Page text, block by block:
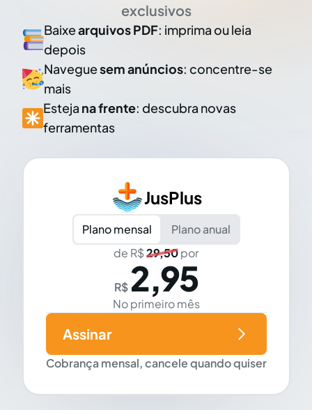
exclusivos
Baixearquivos PDF: imprima ou leia
depois
Naveguesem anúncios: concentre-se
mais
Esteja na frente: descubra novas
ferramentas
JusPlus
Plano mensal
Plano anual
de R$29,50por
R$ 2,95
No primeiro mês
Cobrança mensal, cancele quando quiser
Assinar